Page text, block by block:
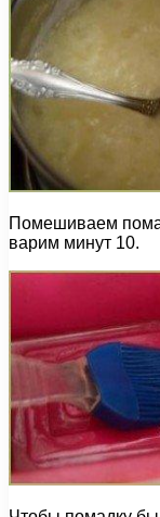
Помешиваем
варим минут 10.